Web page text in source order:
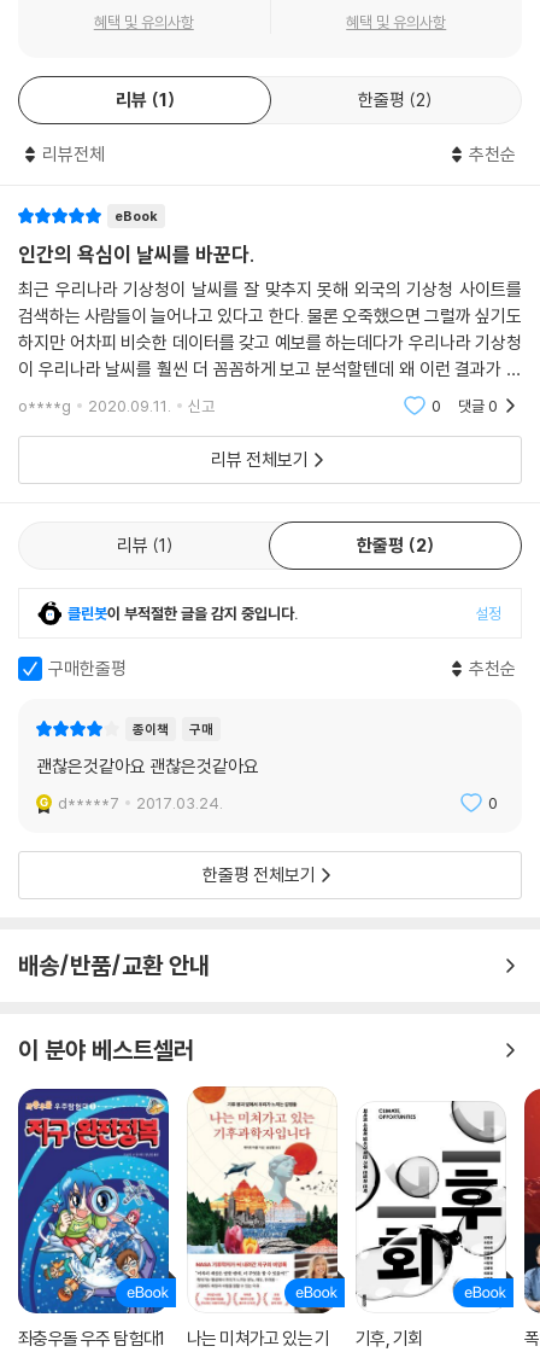
졌다. 또한 기압이 올라가느냐 내려가느냐에 따라 날씨가 변하며, 태풍과
중요하고 친숙한 만큼 날씨를 정말 제대로 이해하고 있을까?
이 책은 우리가 입으로만 말하는 날씨가 아니라 과학의 눈으로 들여다본
진짜 날씨 이야기를 담고 있다. 먼저 날씨의 기본 요소, 즉 지구 표면에 존
재하는 것과 대기·태양·물의 능력에 관해 알려준다. 그리고 기본 요소가 서
지구상의 다양한 기후 조건·인간·우주가 날씨에 어떤 영향을 미치는지도
알려준다.
날씨의 기본 요소는 어떻게 상호작용하는가?
저자는 예측할 수 없는 날씨 현상을 과학적 사실을 묻고 답하는 형식으로
아주 쉽게 설명한다. 날씨란 무엇인가? 다른 행성에도 날씨가 존재할까?
지구 대기권은 어떻게 생겼을까? 태양광선이 지구를 비추면 어떤 일이 생
길까? 바람은 왜 부는 걸까? 사계절은 왜 생기는 걸까? 태풍은 어떻게 만
들어질까? 라는 질문을 던지고, 독자가 떠올릴 평범한 답에 하나하나 과학
과학의 눈으로 보면 날씨는 공기의 상태가 어떠한가를 알려주는 척도이다.
확대해서 말하면 날씨는 지구의 대기 상태를 알려주는 척도인 셈이다. 하
득 채운 기체와 이들에 영향을 미치는 ‘태양’이 날씨의 변화를 주도한다.
또 우리가 피부로 느끼는 가장 명확한 날씨 현상인 ‘바람’과 바다와 산맥 같
은 지구의 다양한 특성은 날씨에 어떤 영향을 미치는지 사례를 들어 설명
날씨 전선에서 생기는 일, 비 · 바람 ? 구름이 만들어지고 어떤 날씨 변화를
일으키는지 날씨의 현상을 한 가지씩 풀어 나간다.
요즘은 예전과 달리 일부 지역의 날씨가 아니라 지구 전체를 둘러싼 기후
장 시급한 생존 문제와 직결되어 있기 때문이다. 이 책도 1부에서 설명한
과학 지식을 바탕으로 2부에서 기후변화가 가져올 인류 생존의 문제를 다
한편, 각각의 날씨 요인이 우리나라에서는 어떤 특별한 날씨 상황을 만들
혜택 및 유의사항 혜택 및 유의사항
리뷰 1 한줄평 2
리뷰전체 추천순
eBook
인간의 욕심이 날씨를 바꾼다.
최근 우리나라 기상청이 날씨를 잘 맞추지 못해 외국의 기상청 사이트를
검색하는 사람들이 늘어나고 있다고 한다. 물론 오죽했으면 그럴까 싶기도
하지만 어차피 비슷한 데이터를 갖고 예보를 하는데다가 우리나라 기상청
이 우리나라 날씨를 훨씬 더 꼼꼼하게 보고 분석할텐데 왜 이런 결과가 나
오는지 궁금하기도 했다.그래서 읽게 된 이 책과연 날씨는 무엇이고 이렇
게 예측하기가 힘
o****g 2020.09.11. 신고 0 댓글0
리뷰 전체보기
리뷰 1 한줄평 2
클린봇이 부적절한 글을 감지 중입니다. 설정
구매한줄평 추천순
종이책 구매
괜찮은것같아요 괜찮은것같아요
d*****7 2017.03.24. 0
한줄평 전체보기
배송/반품/교환 안내
이 분야 베스트셀러
좌충우돌 우주 탐험대1
나는 미쳐가고 있는 기
기후, 기회